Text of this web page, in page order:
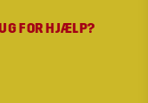
FOR HJÆLP?